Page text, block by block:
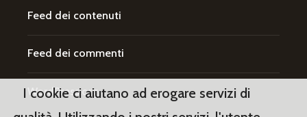
Feed dei contenuti
Feed dei commenti
WordPress.org
I cookie ci aiutano ad erogare servizi di